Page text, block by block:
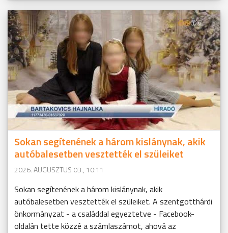
Sokan segítenének a három kislánynak, akik
autóbalesetben vesztették el szüleiket
2026. AUGUSZTUS 03., 10:11
Sokan segítenének a három kislánynak, akik
autóbalesetben vesztették el szüleiket. A szentgotthárdi
önkormányzat - a családdal egyeztetve - Facebook-
oldalán tette közzé a számlaszámot, ahová az